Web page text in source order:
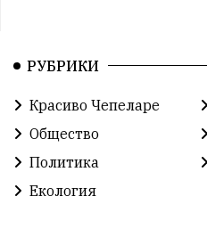
РУБРИКИ
Красиво Чепеларе
Общество
Политика
Екология